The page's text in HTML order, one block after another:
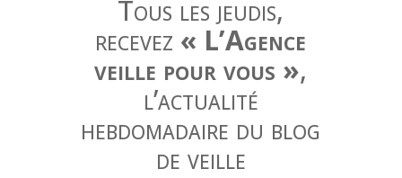
Tous les jeudis,
recevez « L’Agence
veille pour vous »,
l’actualité
hebdomadaire du blog
de veille